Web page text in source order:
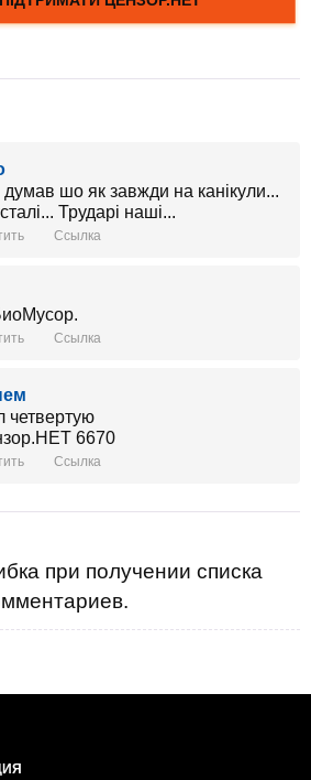
шо як завжди на канікули...
Трударі наші...
Ссылка
Ссылка
Ссылка
при получении списка